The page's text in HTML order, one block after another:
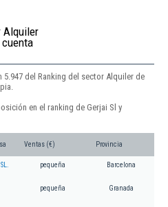
Alquiler
del Ranking del sector Alquiler de
en el ranking de Gerjai Sl y
Ventas (€) Provincia
pequeña Barcelona
pequeña Granada